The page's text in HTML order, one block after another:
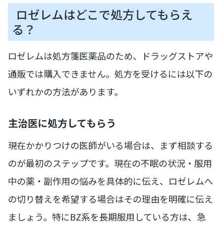
ロゼレムはどこで処方してもらえ
る？
ロゼレムは処方箋医薬品のため、ドラッグストアや
通販では購入できません。処方を受けるには以下の
いずれかの方法があります。
主治医に処方してもらう
現在かかりつけの医師がいる場合は、まず相談する
のが最初のステップです。現在の不眠の状況・服用
中の薬・副作用の悩みを具体的に伝え、ロゼレムへ
の切り替えを希望する場合はその理由を明確に伝え
ましょう。特にBZ系を長期服用している方は、急